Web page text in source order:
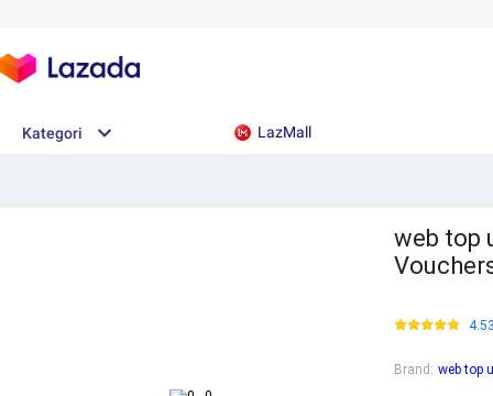
Kategori LazMall
web top
Brand : web top